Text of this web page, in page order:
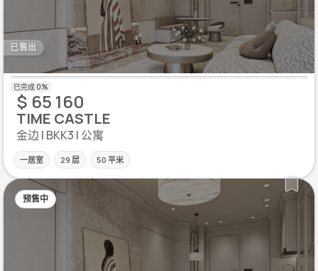
已售出
$ 65 160
TIME CASTLE
金边 | BKK3 | 公寓
一居室 29 层 50 平米
预售中